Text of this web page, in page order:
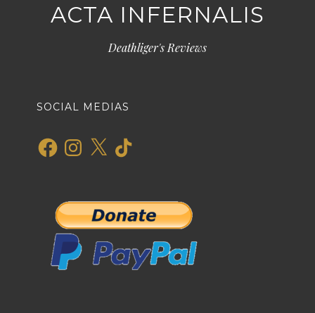
ACTA INFERNALIS
Deathliger's Reviews
SOCIAL MEDIAS
FacebookInstagram
X TikTok